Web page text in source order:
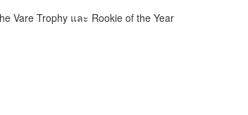
Trophy และ Rookie of the Year